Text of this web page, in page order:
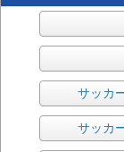
サッカ
サッカ